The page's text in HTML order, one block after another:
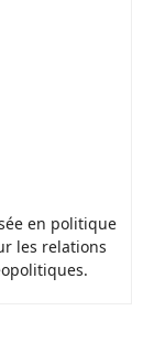
en politique
les relations